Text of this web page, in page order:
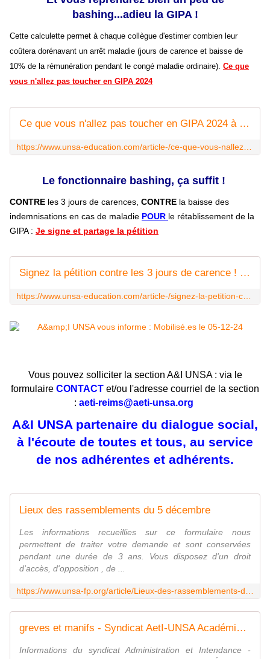
bashing...adieu la GIPA !
Cette calculette permet à chaque collègue d'estimer combien leur
coûtera dorénavant un arrêt maladie (jours de carence et baisse de
10% de la rémunération pendant le congé maladie ordinaire). Ce que
vous n'allez pas toucher en GIPA 2024
Ce que vous n'allez pas toucher en GIPA 2024 à cause de M. Kasbarian - UNSA‑Education.com
Le fonctionnaire bashing, ça suffit !
CONTRE les 3 jours de carences, CONTRE la baisse des
indemnisations en cas de maladie POUR le rétablissement de la
GIPA : Je signe et partage la pétition
Signez la pétition contre les 3 jours de carence ! - UNSA‑Education.com
Vous pouvez solliciter la section A&I UNSA : via le
formulaire CONTACT et/ou l'adresse courriel de la section
: aeti-reims@aeti-unsa.org
A&I UNSA partenaire du dialogue social,
à l'écoute de toutes et tous, au service
de nos adhérentes et adhérents.
Lieux des rassemblements du 5 décembre
Les informations recueillies sur ce formulaire nous
permettent de traiter votre demande et sont conservées
pendant une durée de 3 ans. Vous disposez d'un droit
d'accès, d'opposition , de ...
greves et manifs - Syndicat AetI-UNSA Académie Reims
Informations du syndicat Administration et Intendance -